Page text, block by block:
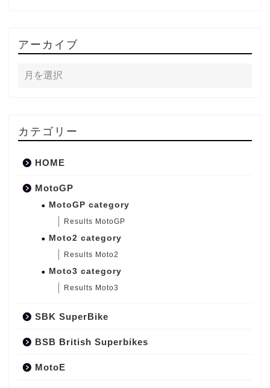
アーカイブ
カテゴリー
HOME
MotoGP
MotoGP category
Results MotoGP
Moto2 category
Results Moto2
Moto3 category
Results Moto3
SBK SuperBike
BSB British Superbikes
MotoE